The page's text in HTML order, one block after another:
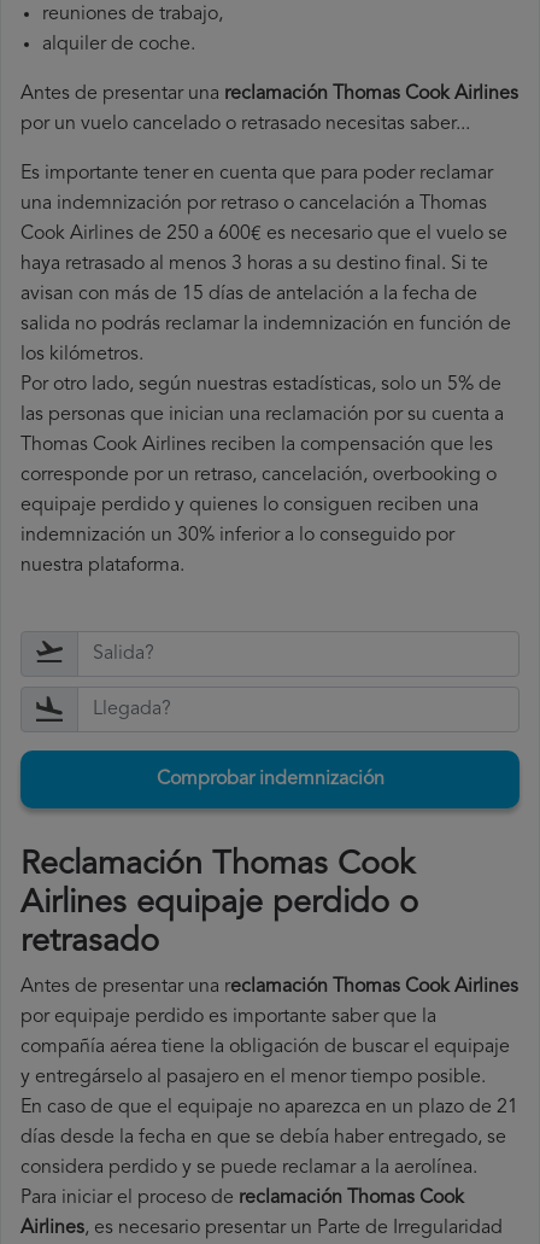
reuniones de trabajo,
alquiler de coche.
Antes de presentar una reclamación Thomas Cook Airlines
por un vuelo cancelado o retrasado necesitas saber...
Es importante tener en cuenta que para poder reclamar
una indemnización por retraso o cancelación a Thomas
Cook Airlines de 250 a 600€ es necesario que el vuelo se
haya retrasado al menos 3 horas a su destino final. Si te
avisan con más de 15 días de antelación a la fecha de
salida no podrás reclamar la indemnización en función de
los kilómetros.
Por otro lado, según nuestras estadísticas, solo un 5% de
las personas que inician una reclamación por su cuenta a
Thomas Cook Airlines reciben la compensación que les
corresponde por un retraso, cancelación, overbooking o
equipaje perdido y quienes lo consiguen reciben una
indemnización un 30% inferior a lo conseguido por
nuestra plataforma.
Comprobar indemnización
Reclamación Thomas Cook
Airlines equipaje perdido o
retrasado
Antes de presentar una reclamación Thomas Cook Airlines
por equipaje perdido es importante saber que la
compañía aérea tiene la obligación de buscar el equipaje
y entregárselo al pasajero en el menor tiempo posible.
En caso de que el equipaje no aparezca en un plazo de 21
días desde la fecha en que se debía haber entregado, se
considera perdido y se puede reclamar a la aerolínea.
Para iniciar el proceso de reclamación Thomas Cook
Airlines, es necesario presentar un Parte de Irregularidad